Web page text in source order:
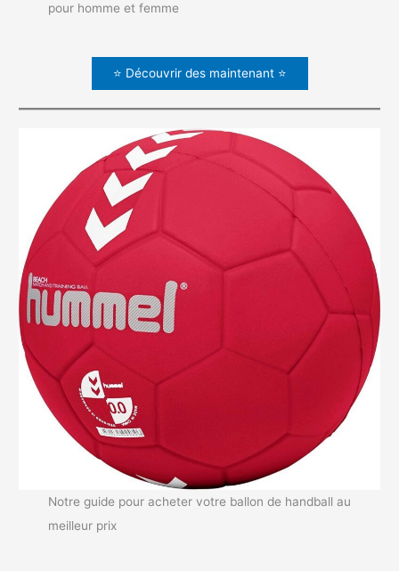
pour homme et femme
⭐ Découvrir des maintenant ⭐
Notre guide pour acheter votre ballon de handball au
meilleur prix